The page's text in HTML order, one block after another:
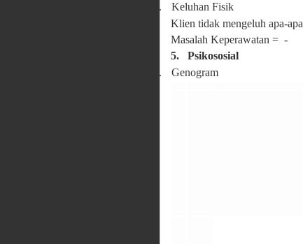
c.
Keluhan Fisik
Klien tidak mengeluh apa-apa
Masalah Keperawatan = -
5.
Psikososial
a.
Genogram